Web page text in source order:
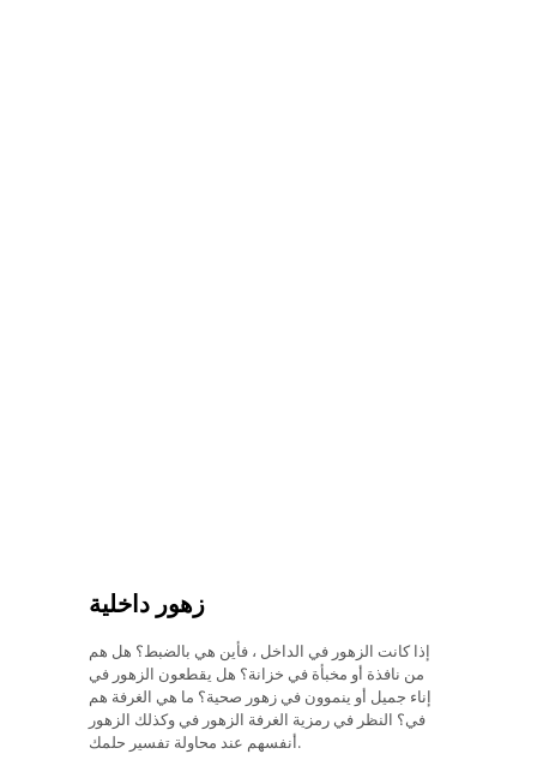
زهور داخلية
إذا كانت الزهور في الداخل ، فأين هي بالضبط؟ هل هم
من نافذة أو مخبأة في خزانة؟ هل يقطعون الزهور في
إناء جميل أو ينموون في زهور صحية؟ ما هي الغرفة هم
في؟ النظر في رمزية الغرفة الزهور في وكذلك الزهور
أنفسهم عند محاولة تفسير حلمك.